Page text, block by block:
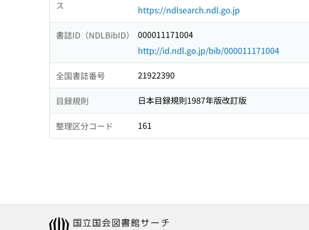
ス
https://ndlsearch.ndl.go.jp
書誌ID（NDLBibID）
000011171004
http://id.ndl.go.jp/bib/000011171004
全国書誌番号 21922390
目録規則 日本目録規則1987年版改訂版
整理区分コード 161